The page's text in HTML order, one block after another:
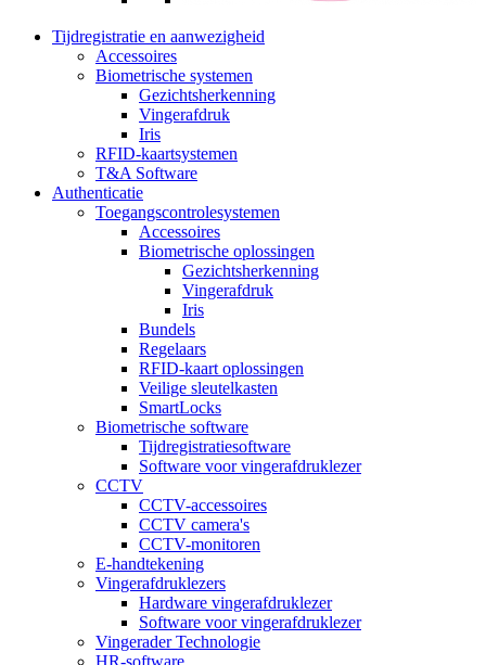
Tijdregistratie en aanwezigheid
Accessoires
Biometrische systemen
Gezichtsherkenning
Vingerafdruk
Iris
RFID-kaartsystemen
T&A Software
Authenticatie
Toegangscontrolesystemen
Accessoires
Biometrische oplossingen
Gezichtsherkenning
Vingerafdruk
Iris
Bundels
Regelaars
RFID-kaart oplossingen
Veilige sleutelkasten
SmartLocks
Biometrische software
Tijdregistratiesoftware
Software voor vingerafdruklezer
CCTV
CCTV-accessoires
CCTV camera's
CCTV-monitoren
E-handtekening
Vingerafdruklezers
Hardware vingerafdruklezer
Software voor vingerafdruklezer
Vingerader Technologie